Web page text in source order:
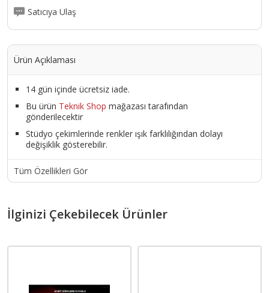
Satıcıya Ulaş
Ürün Açıklaması
14 gün içinde ücretsiz iade.
Bu ürün Teknik Shop mağazası tarafından
gönderilecektir
Stüdyo çekimlerinde renkler ışık farklılığından dolayı
değişiklik gösterebilir.
Tüm Özellikleri Gör
İlginizi Çekebilecek Ürünler